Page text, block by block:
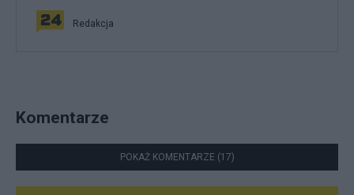
Redakcja
Komentarze
POKAŻ KOMENTARZE (17)